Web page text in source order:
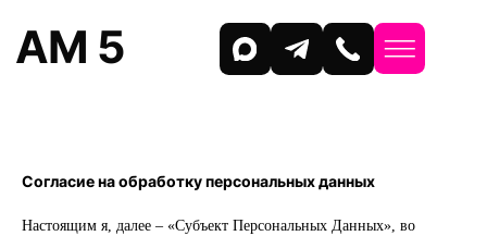
AM 5
Согласие на обработку персональных данных
Настоящим я, далее – «Субъект Персональных Данных», во